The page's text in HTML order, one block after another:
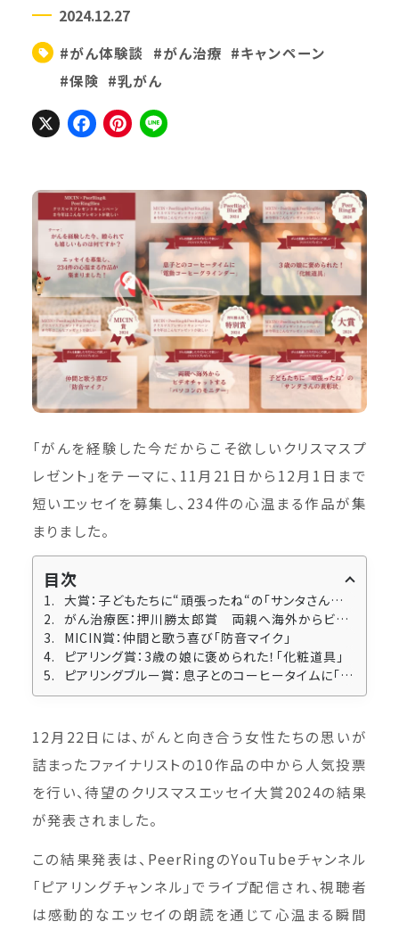
2024.12.27
#がん体験談
#がん治療 #キャンペーン
#保険 #乳がん
X Facebook
Pinterest
「がんを経験した今だからこそ欲しいクリスマスプ
レゼント」をテーマに、11月21日から12月1日まで
短いエッセイを募集し、234件の心温まる作品が集
まりました。
目次
大賞：子どもたちに“頑張ったね“の「サンタさんの表彰状」
がん治療医：押川勝太郎賞 両親へ海外からビデオチャットする「パソコンのモニター」
MICIN賞：仲間と歌う喜び「防音マイク」
ピアリング賞：3歳の娘に褒められた！「化粧道具」
ピアリングブルー賞：息子とのコーヒータイムに「電動コーヒーグラインダー」
12月22日には、がんと向き合う女性たちの思いが
詰まったファイナリストの10作品の中から人気投票
を行い、待望のクリスマスエッセイ大賞2024の結果
が発表されました。
この結果発表は、PeerRingのYouTubeチャンネル
「ピアリングチャンネル」でライブ配信され、視聴者
は感動的なエッセイの朗読を通じて心温まる瞬間